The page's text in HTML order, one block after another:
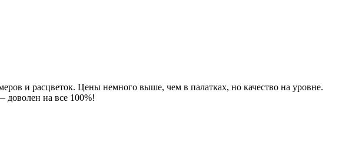
и расцветок. Цены немного выше, чем в палатках, но качество на уровне.
доволен на все 100%!